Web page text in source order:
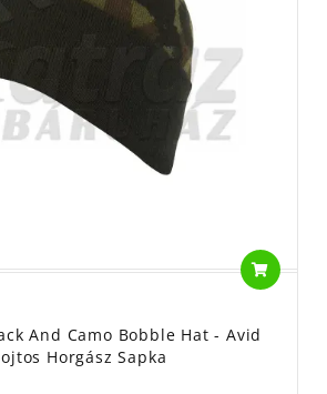
And Camo Bobble Hat - Avid
Horgász Sapka